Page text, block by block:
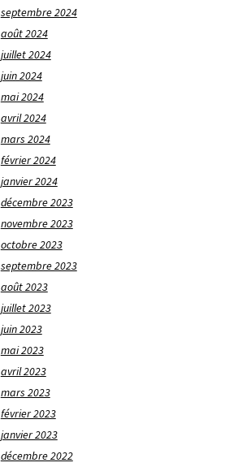
septembre 2024
août 2024
juillet 2024
juin 2024
mai 2024
avril 2024
mars 2024
février 2024
janvier 2024
décembre 2023
novembre 2023
octobre 2023
septembre 2023
août 2023
juillet 2023
juin 2023
mai 2023
avril 2023
mars 2023
février 2023
janvier 2023
décembre 2022